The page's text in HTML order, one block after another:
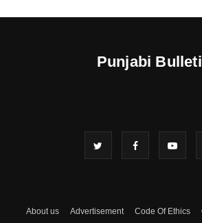
Punjabi
About us Advertisement Code Of Ethics